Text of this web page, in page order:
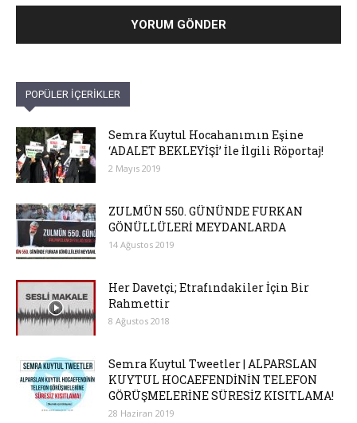
POPÜLER İÇERİKLER
Semra Kuytul Hocahanımın Eşine
‘ADALET BEKLEYİŞİ’ İle İlgili Röportaj!
2 Mayıs 2019
ZULMÜN 550. GÜNÜNDE FURKAN
GÖNÜLLÜLERİ MEYDANLARDA
14 Ağustos 2019
Her Davetçi; Etrafındakiler İçin Bir
Rahmettir
8 Ağustos 2018
Semra Kuytul Tweetler | ALPARSLAN
KUYTUL HOCAEFENDİNİN TELEFON
GÖRÜŞMELERİNE SÜRESİZ KISITLAMA!
28 Haziran 2019